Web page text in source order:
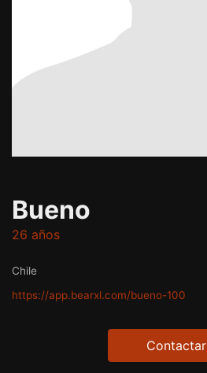
Bueno
26 años
Chile
https://app.bearxl.com/bueno-100
Contactar